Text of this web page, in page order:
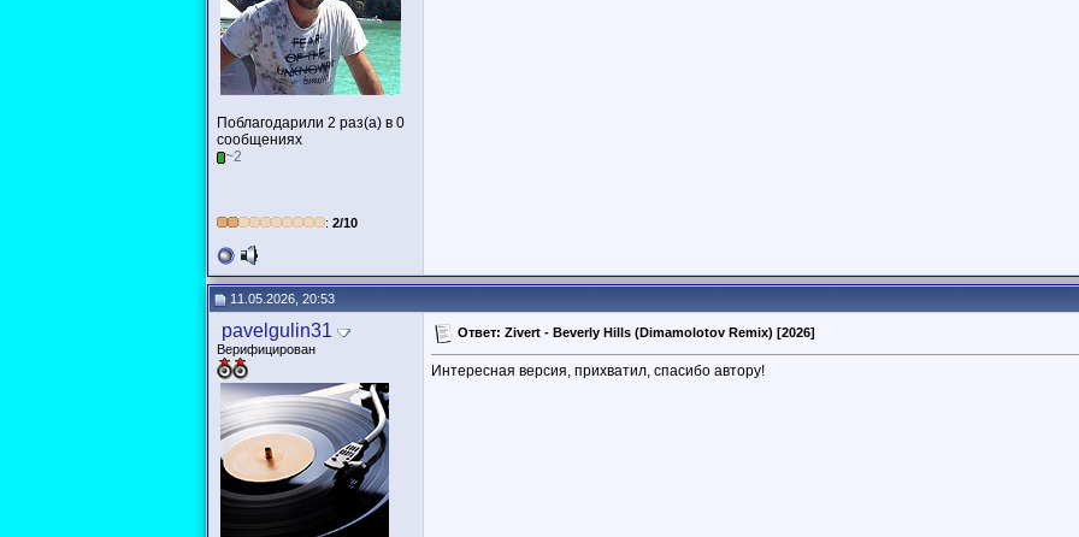
Поблагодарили 2 раз(а) в 0
сообщениях
~2
: 2/10
11.05.2026, 20:53
pavelgulin31
Верифицирован
Ответ: Zivert - Beverly Hills (Dimamolotov Remix) [2026]
Интересная версия, прихватил, спасибо автору!